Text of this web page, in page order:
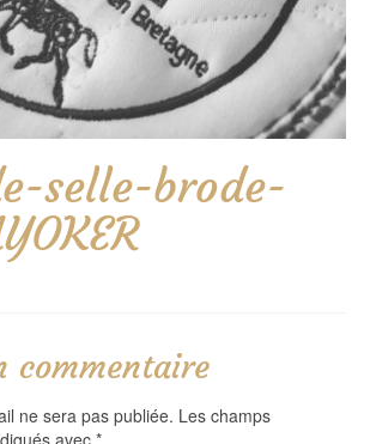
selle-brode-
commentaire
ne sera pas publiée. Les champs
avec *